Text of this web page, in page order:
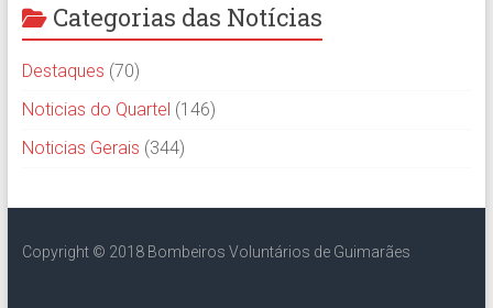
Categorias das Notícias
Destaques (70)
Noticias do Quartel (146)
Noticias Gerais (344)
Copyright © 2018 Bombeiros Voluntários de Guimarães